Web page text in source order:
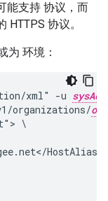
能支持 协议，而
协议。
为 环境：
xml" -u
organizations/
\